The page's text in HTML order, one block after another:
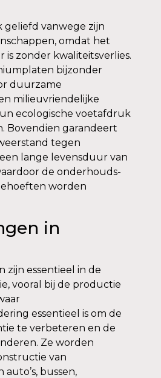
geliefd vanwege zijn
omdat het
is zonder kwaliteitsverlies.
bijzonder
duurzame
milieuvriendelijke
ecologische voetafdruk
Bovendien garandeert
tegen
lange levensduur van
de onderhouds-
worden
in
zijn essentieel in de
vooral bij de productie
essentieel is om de
te verbeteren en de
Ze worden
van
auto’s, bussen,